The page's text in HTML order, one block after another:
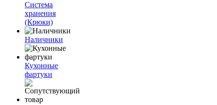
Система
хранения
(Крюки)
Наличники
Кухонные
фартуки